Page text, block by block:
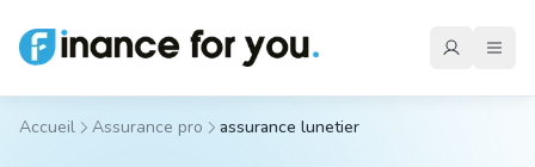
Accueil Assurance pro assurance lunetier